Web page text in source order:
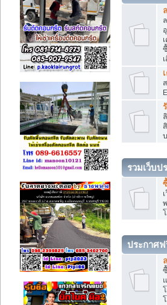
รวมเว็บป
ประกาศ